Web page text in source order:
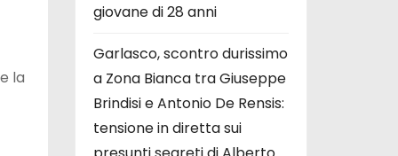
la
giovane di 28 anni
Garlasco, scontro durissimo
a Zona Bianca tra Giuseppe
Brindisi e Antonio De Rensis:
tensione in diretta sui